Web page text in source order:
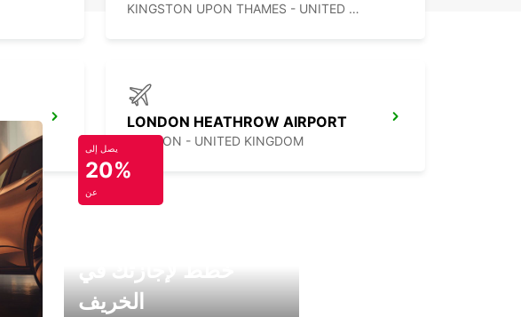
KINGSTON UPON THAMES - UNITED KINGDOM
LONDON HEATHROW AIRPORT
LONDON - UNITED KINGDOM يصل إلى
20%
عن
الخريف